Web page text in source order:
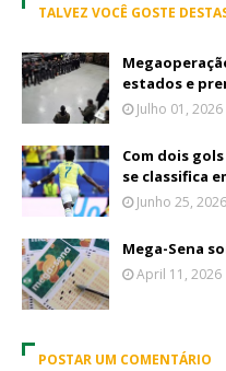
TALVEZ VOCÊ GOSTE
estados e
Julho 01, 2026
Com dois
se classifica
Junho 25, 2026
Mega-Sena
April 11, 2026
POSTAR UM COMENTÁRIO